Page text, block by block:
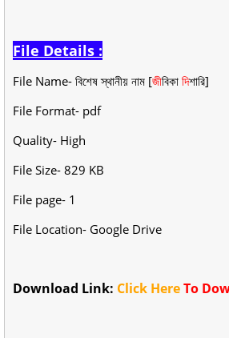
File Details :
File Name- বিশেষ স্থানীয় নাম [জীবিকা দিশারি]
File Format- pdf
Quality- High
File Size- 829 KB
File page- 1
File Location- Google Drive
Download Link: Click HereTo